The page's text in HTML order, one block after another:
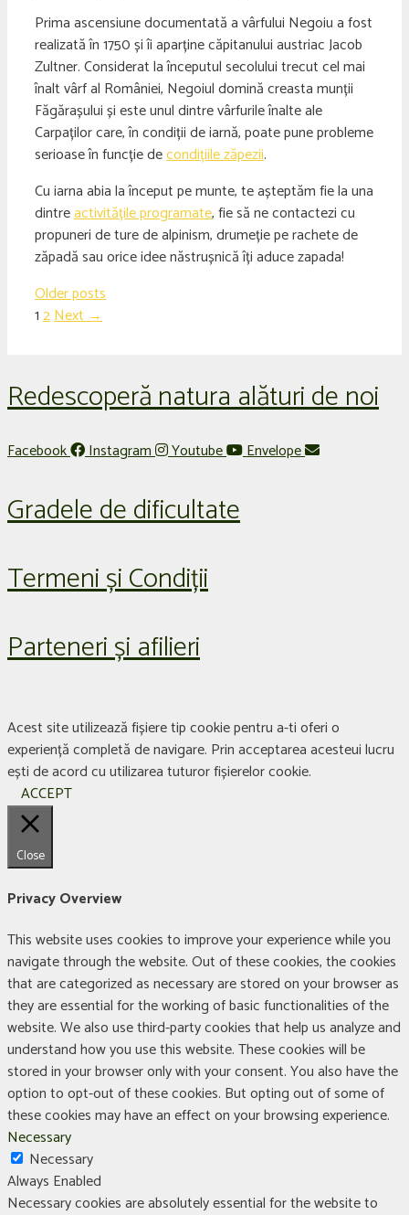
Prima ascensiune documentată a vârfului Negoiu a fost
realizată în 1750 și îi aparține căpitanului austriac Jacob
Zultner. Considerat la începutul secolului trecut cel mai
înalt vârf al României, Negoiul domină creasta munții
Făgărașului și este unul dintre vârfurile înalte ale
Carpaților care, în condiții de iarnă, poate pune probleme
serioase în funcție decondițiile zăpezii.
Cu iarna abia la început pe munte, te așteptăm fie la una
dintreactivitățile programate, fie să ne contactezi cu
propuneri de ture de alpinism, drumeție pe rachete de
zăpadă sau orice idee năstrușnică îți aduce zapada!
Older posts
Page
1Page
2Next→
Redescoperă natura alături de noi
Facebook Instagram Youtube Envelope
Gradele de dificultate
Termeni și Condiții
Parteneri și afilieri
Acest site utilizează fișiere tip cookie pentru a-ti oferi o
experiență completă de navigare. Prin acceptarea acesteui lucru
ești de acord cu utilizarea tuturor fișierelor cookie.
ACCEPT
Close
Privacy Overview
This website uses cookies to improve your experience while you
navigate through the website. Out of these cookies, the cookies
that are categorized as necessary are stored on your browser as
they are essential for the working of basic functionalities of the
website. We also use third-party cookies that help us analyze and
understand how you use this website. These cookies will be
stored in your browser only with your consent. You also have the
option to opt-out of these cookies. But opting out of some of
these cookies may have an effect on your browsing experience.
Necessary
Necessary
Always Enabled
Necessary cookies are absolutely essential for the website to